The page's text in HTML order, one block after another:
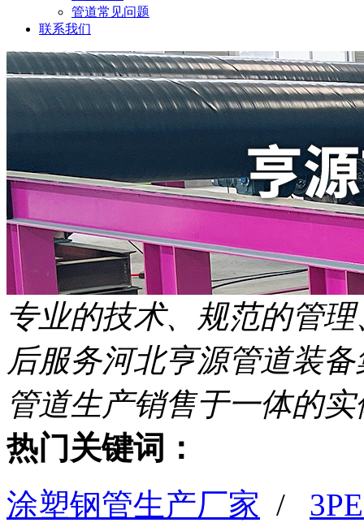
管道常见问题
联系我们
专业的技术、规范的管
后服务河北亨源管道装
管道生产销售于一体的
热门关键词：
涂塑钢管生产厂家 /